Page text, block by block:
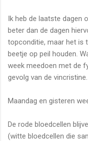
Ik heb de laatste dagen
beter dan de dagen
topconditie, maar het is
beetje op peil houden.
week meedoen met de
gevolg van de
Maandag en gisteren
De rode bloedcellen
(witte bloedcellen die